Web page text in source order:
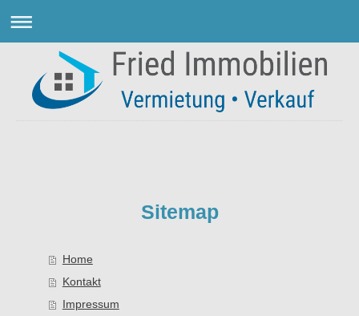
Sitemap
Home
Kontakt
Impressum